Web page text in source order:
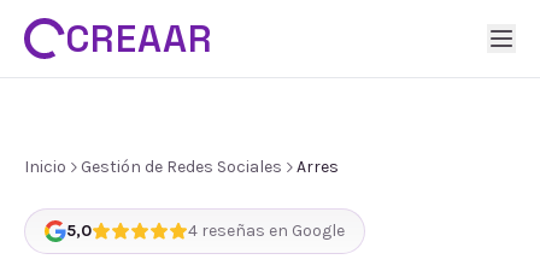
CREAAR
Inicio Gestión de Redes Sociales Arres
5,0 4 reseñas en Google